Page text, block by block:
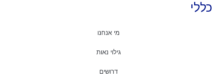
כללי
מי אנחנו
גילוי נאות
דרושים